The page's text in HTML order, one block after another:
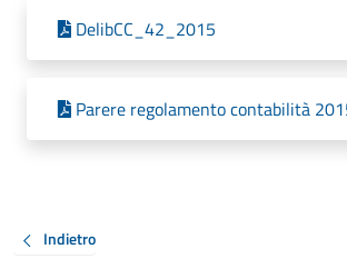
DelibCC_42_2015
Parere regolamento contabilità
Indietro